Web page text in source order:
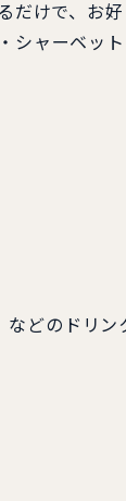
だけで、お
シャーベッ
などのドリン